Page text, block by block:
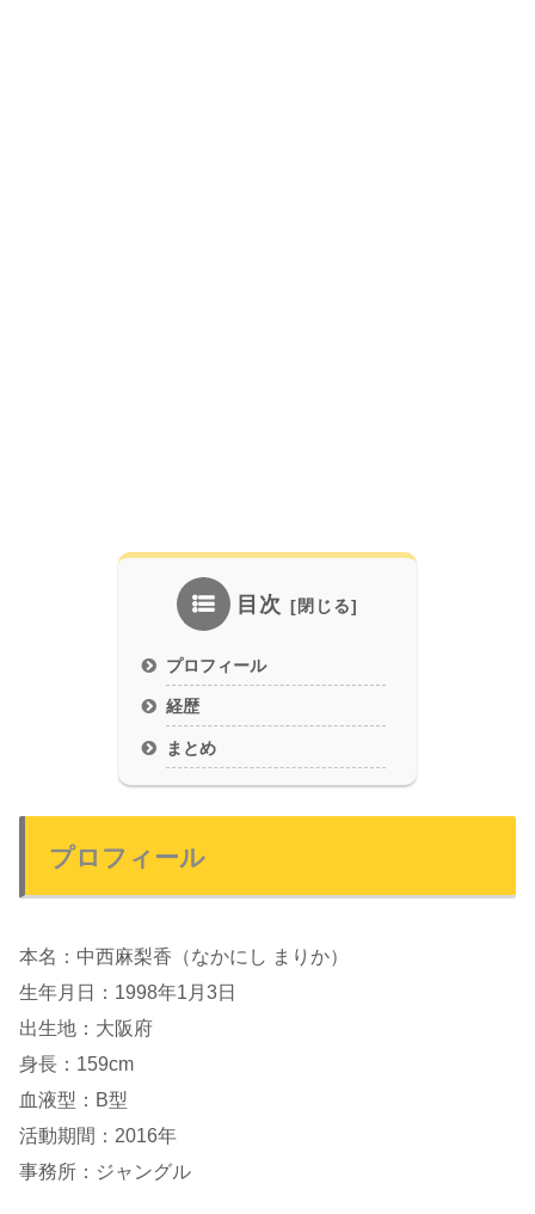
目次
プロフィール
経歴
まとめ
プロフィール
本名：中西麻梨香（なかにし まりか）
生年月日：1998年1月3日
出生地：大阪府
身長：159cm
血液型：B型
活動期間：2016年
事務所：ジャングル